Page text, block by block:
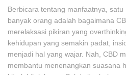
Berbicara tentang manfaatnya,
banyak orang adalah bagaimana
merelaksasi pikiran yang
kehidupan yang semakin padat,
menjadi hal yang wajar. Nah, CBD
membantu menenangkan suasana